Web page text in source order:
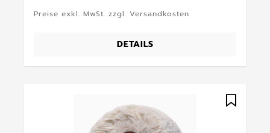
Preise exkl. MwSt. zzgl. Versandkosten
DETAILS